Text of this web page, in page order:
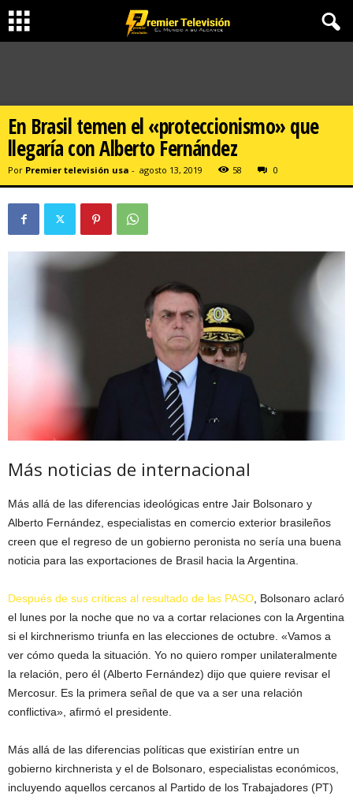
En Brasil temen el «proteccionismo» que
llegaría con Alberto Fernández
Por Premier televisión usa - agosto 13, 2019 58 0
Más noticias de internacional
Más allá de las diferencias ideológicas entre Jair Bolsonaro y
Alberto Fernández, especialistas en comercio exterior brasileños
creen que el regreso de un gobierno peronista no sería una buena
noticia para las exportaciones de Brasil hacia la Argentina.
Después de sus críticas al resultado de las PASO, Bolsonaro aclaró
el lunes por la noche que no va a cortar relaciones con la Argentina
si el kirchnerismo triunfa en las elecciones de octubre. «Vamos a
ver cómo queda la situación. Yo no quiero romper unilateralmente
la relación, pero él (Alberto Fernández) dijo que quiere revisar el
Mercosur. Es la primera señal de que va a ser una relación
conflictiva», afirmó el presidente.
Más allá de las diferencias políticas que existirían entre un
gobierno kirchnerista y el de Bolsonaro, especialistas económicos,
incluyendo aquellos cercanos al Partido de los Trabajadores (PT)